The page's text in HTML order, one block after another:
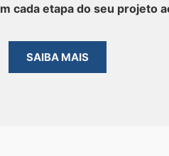
cada etapa do seu projeto
SAIBA MAIS